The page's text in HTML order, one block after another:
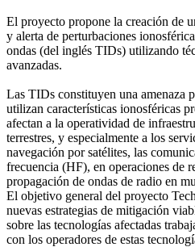
El proyecto propone la creación de
y alerta de perturbaciones
ondas (del inglés TIDs) utilizando
avanzadas.
Las TIDs constituyen una amenaza
utilizan características ionosféricas
afectan a la operatividad de
terrestres, y especialmente a los
navegación por satélites, las
frecuencia (HF), en operaciones de
propagación de ondas de radio en
El objetivo general del proyecto
nuevas estrategias de mitigación
sobre las tecnologías afectadas
con los operadores de estas